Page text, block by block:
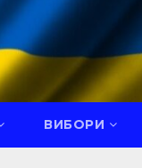
ВИБОРИ